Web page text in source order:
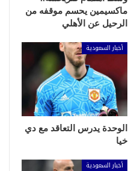
ماكسيمين يحسم موقفه من
الرحيل عن الأهلي
أخبار السعودية
الوحدة يدرس التعاقد مع دي
خيا
أخبار السعودية